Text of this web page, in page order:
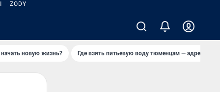
ZODY
начать новую жизнь? Где взять питьевую воду тюменцам — адреса